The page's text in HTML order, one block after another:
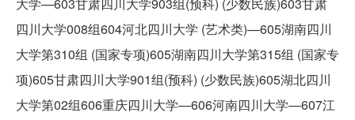
大学—603甘肃四川大学903组(预科) (少数民族)603甘肃
四川大学008组604河北四川大学 (艺术类)—605湖南四川
大学第310组 (国家专项)605湖南四川大学第315组 (国家专
项)605甘肃四川大学901组(预科) (少数民族)605湖北四川
大学第02组606重庆四川大学—606河南四川大学—607江